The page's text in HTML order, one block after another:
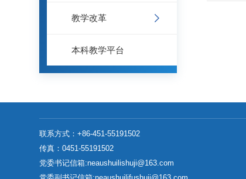
教学改革
本科教学平台
联系方式：+86-451-55191502
传真：0451-55191502
党委书记信箱:neaushuilishuji@163.com